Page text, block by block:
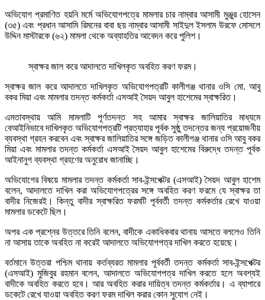
অভিযোগ প্রমাণিত হয়নি মর্মে অভিযোগপত্রে মামলার চার নাম্বার আসামী মুঞ্জুর হোসেন
(৩৫) এবং প্রধান আসামি রিমনের বাবা ছয় নাম্বার আসামী সাইদুল ইসলাম উরফে মোসলে
উদ্দিন মাস্টারকে (৬২) মামলা থেকে অব্যাহতির আবেদন করে পুলিশ।
স্বাক্ষর জাল করে আদালতে দাখিলকৃত অবহিত করণ ফরম।
স্বাক্ষর জাল করে আদালতে দাখিলকৃত অভিযোগপত্রটি কালীগঞ্জ থানার ওসি মো. আবু
বকর মিয়া এবং মামলার তদন্ত কর্মকর্তা এসআই সৈয়দ আবুল হাশেমের স্বাক্ষরিত।
এমতাবস্থায় আমি মামলাটি পূর্ণতদন্ত সহ আমার স্বাক্ষর জালিয়াতির মাধ্যমে
বেআইনিভাবে দাখিলকৃত অভিযোগপত্রটি প্রত্যাহার পূর্বক সুষ্ঠু তদন্তের জন্য প্রয়োজনীয়
ব্যবস্থা গ্রহন করবেন এবং স্বাক্ষর জালিয়াতির সঙ্গে জড়িত কালীগঞ্জ থানার ওসি আবু বকর
মিয়া এবং মামলার তদন্ত কর্মকর্তা এসআই সৈয়দ আবুল হাশেমের বিরুদ্ধে তদন্ত পূর্বক
আইনানুগ ব্যবস্থা গ্রহণের অনুরোধ জানাচ্ছি।
অভিযোগের বিষয়ে মামলার তদন্ত কর্মকর্তা সাব-ইন্সপেক্টর (এসআই) সৈয়দ আবুল হাশেম
বলেন, আদালতে দাখিল করা অভিযোগপত্রের সঙ্গে অবহিত করণ ফরমে যে স্বাক্ষর তা
বাদীর নিজেরই। কিন্তু বাদীর স্বাক্ষরিত ফরমটি পূর্ববর্তী তদন্ত কর্মকর্তার রেখে যাওয়া
মামলার ডকেটে ছিল।
অপর এক প্রশ্নের উত্তরে তিনি বলেন, বাদীকে একাধিকবার থানায় আসতে বললেও তিনি
না আসায় তাকে অবহিত না করেই আদালতে অভিযোগপত্র দাখিল করতে হয়েছে।
বর্তমানে উত্তরা পশ্চিম থানায় কর্তব্যরত মামলার পূর্ববর্তী তদন্ত কর্মকর্তা সাব-ইন্সপেক্টর
(এসআই) মুজিবুর রহমান বলেন, আদালতে অভিযোগপত্র দাখিল করতে হলে অবশ্যই
বাদীকে অবহিত করতে হবে। আর অবহিত করার দায়িত্ব তদন্ত কর্মকর্তার। এ ব্যাপারে
ডকেটে রেখে যাওয়া অবহিত করণ ফরম দাখিল করার কোন সুযোগ নেই।